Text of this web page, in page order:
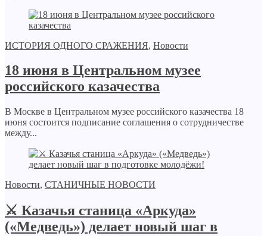
ИСТОРИЯ ОДНОГО СРАЖЕНИЯ, Новости
18 июня в Центральном музее
российского казачества
В Москве в Центральном музее российского казачества 18
июня состоится подписание соглашения о сотрудничестве
между...
Новости, СТАНИЧНЫЕ НОВОСТИ
⚔️ Казачья станица «Аркуда»
(«Медведь») делает новый шаг в